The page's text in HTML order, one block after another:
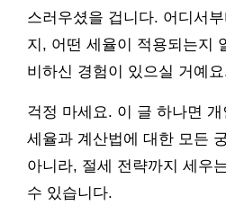
스러우셨을 겁니다. 어디서
지, 어떤 세율이 적용되는지
비하신 경험이 있으실 거예
걱정 마세요. 이 글 하나면
세율과 계산법에 대한 모든
아니라, 절세 전략까지 세우
수 있습니다.